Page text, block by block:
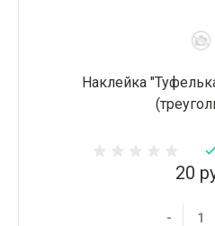
Наклейка
20
-